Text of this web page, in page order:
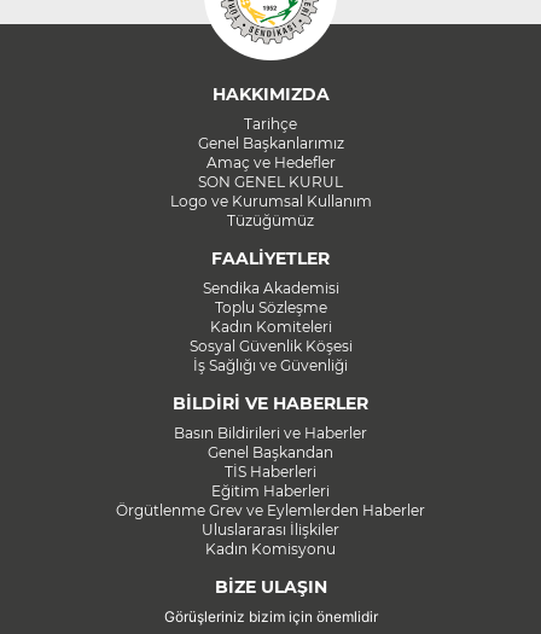
HAKKIMIZDA
Tarihçe
Genel Başkanlarımız
Amaç ve Hedefler
SON GENEL KURUL
Logo ve Kurumsal Kullanım
Tüzüğümüz
FAALİYETLER
Sendika Akademisi
Toplu Sözleşme
Kadın Komiteleri
Sosyal Güvenlik Köşesi
İş Sağlığı ve Güvenliği
BİLDİRİ VE HABERLER
Basın Bildirileri ve Haberler
Genel Başkandan
TİS Haberleri
Eğitim Haberleri
Örgütlenme Grev ve Eylemlerden Haberler
Uluslararası İlişkiler
Kadın Komisyonu
BİZE ULAŞIN
Görüşleriniz bizim için önemlidir